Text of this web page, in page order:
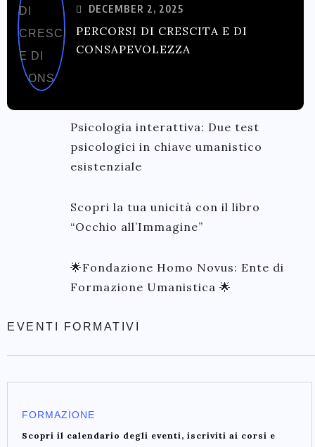
DECEMBER 2, 2025
PERCORSI DI CRESCITA E DI
CONSAPEVOLEZZA
Psicologia interattiva: Due test
psicologici in chiave umanistico
esistenziale
Scopri la tua unicità con il libro
“Occhio all’Immagine”
🌟Fondazione Homo Novus: Ente di
Formazione Umanistica 🌟
EVENTI FORMATIVI
FORMAZIONE
Scopri il calendario degli eventi, iscriviti ai corsi e